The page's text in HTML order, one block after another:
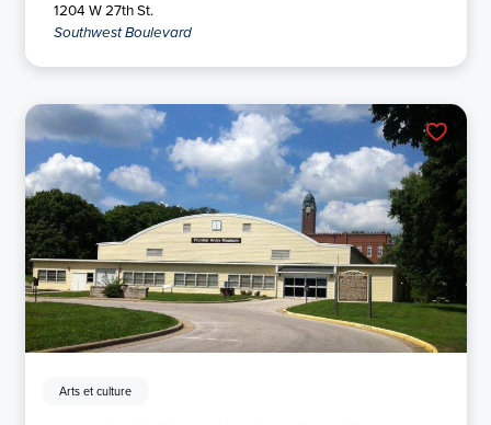
1204 W 27th St.
Southwest Boulevard
Arts et culture